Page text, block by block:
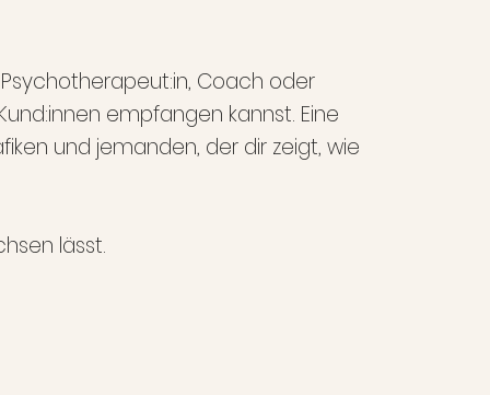
Coach oder
empfangen kannst. Eine
und jemanden, der dir zeigt, wie
lässt.